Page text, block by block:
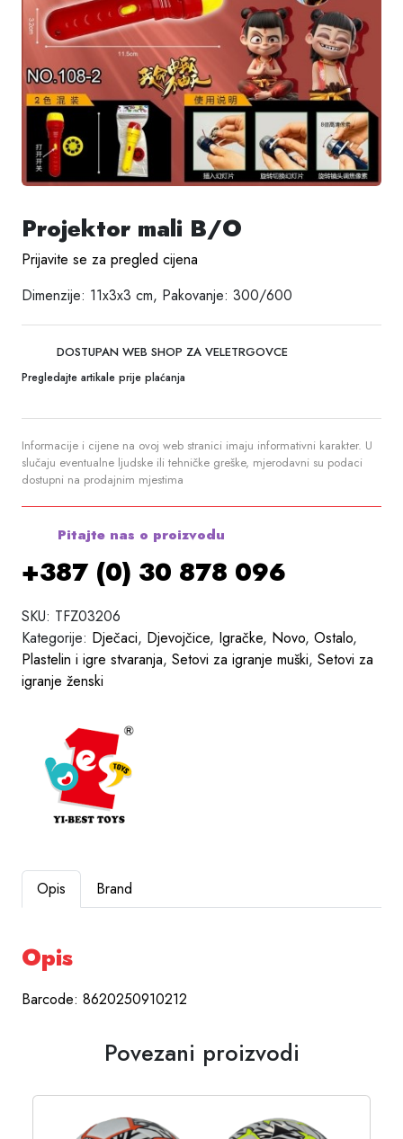
Projektor mali B/O
Prijavite se za pregled cijena
Dimenzije: 11x3x3 cm, Pakovanje: 300/600
DOSTUPAN WEB SHOP ZA VELETRGOVCE
Pregledajte artikale prije plaćanja
Informacije i cijene na ovoj web stranici imaju informativni karakter. U
slučaju eventualne ljudske ili tehničke greške, mjerodavni su podaci
dostupni na prodajnim mjestima
Pitajte nas o proizvodu
+387 (0) 30 878 096
SKU: TFZ03206
Kategorije: Dječaci, Djevojčice, Igračke, Novo, Ostalo,
Plastelin i igre stvaranja, Setovi za igranje muški, Setovi za
igranje ženski
Opis Brand
Opis
Barcode: 8620250910212
Povezani proizvodi